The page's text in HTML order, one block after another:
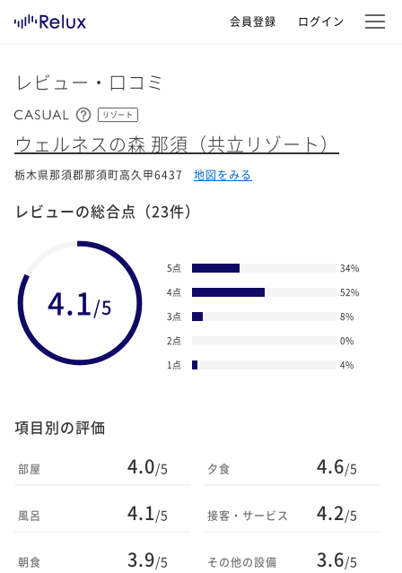
会員登録 ログイン
レビュー・口コミ
リゾート
ウェルネスの森 那須（共立リゾート）
栃木県那須郡那須町高久甲6437 地図をみる
レビューの総合点 （23件）
4.1/5
5点 34%
4点
52%
3点
8%
2点
0%
1点
4%
項目別の評価
部屋 4.0/5
風呂 4.1/5
朝食 3.9/5
夕食 4.6/5
接客・サービス 4.2/5
その他の設備 3.6/5